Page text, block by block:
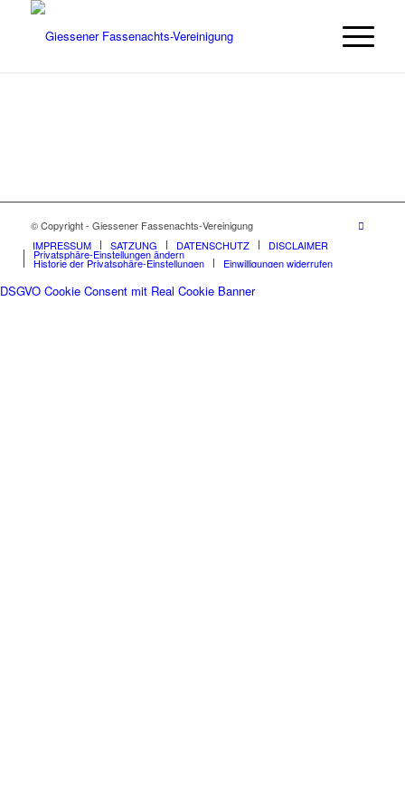
© Copyright - Giessener Fassenachts-Vereinigung
IMPRESSUM
SATZUNG DATENSCHUTZ DISCLAIMER
Privatsphäre-Einstellungen ändern
Historie der Privatsphäre-Einstellungen Einwilligungen widerrufen
DSGVO Cookie Consent mit Real Cookie Banner